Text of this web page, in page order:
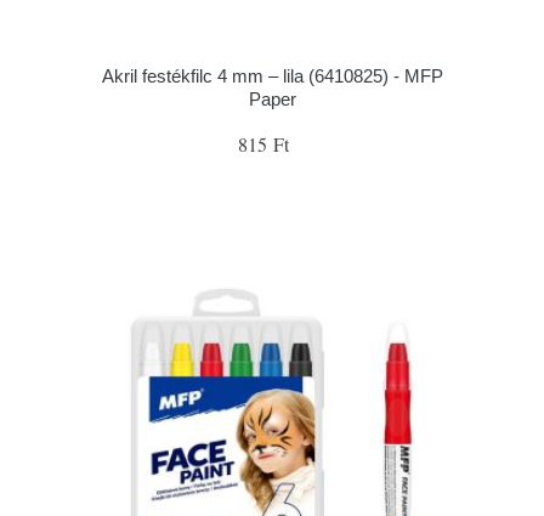
Akril festékfilc 4 mm – lila (6410825) - MFP
Paper
815 Ft